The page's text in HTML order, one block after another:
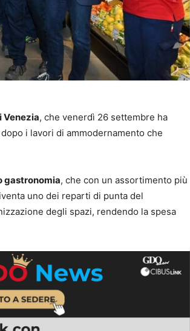
Venezia, che venerdì 26 settembre ha
i lavori di ammodernamento che
gastronomia, che con un assortimento più
uno dei reparti di punta del
degli spazi, rendendo la spesa